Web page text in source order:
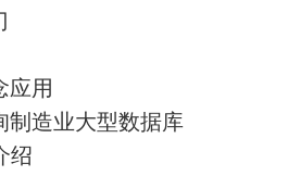
应用
制造业大型数据库
绍